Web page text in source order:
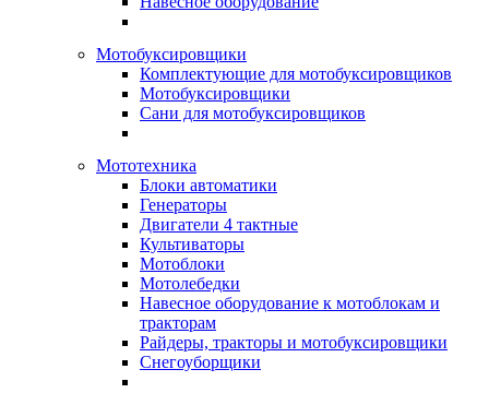
Мотобуксировщики
Комплектующие для мотобуксировщиков
Мотобуксировщики
Сани для мотобуксировщиков
Мототехника
Блоки автоматики
Генераторы
Двигатели 4 тактные
Культиваторы
Мотоблоки
Мотолебедки
Навесное оборудование к мотоблокам и
тракторам
Райдеры, тракторы и мотобуксировщики
Снегоуборщики